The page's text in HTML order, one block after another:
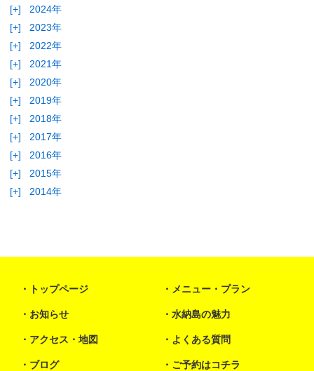
[+]
2024年
[+]
2023年
[+]
2022年
[+]
2021年
[+]
2020年
[+]
2019年
[+]
2018年
[+]
2017年
[+]
2016年
[+]
2015年
[+]
2014年
トップページ メニュー・プラン
お知らせ 水納島の魅力
アクセス・地図 よくある質問
ブログ ご予約はコチラ